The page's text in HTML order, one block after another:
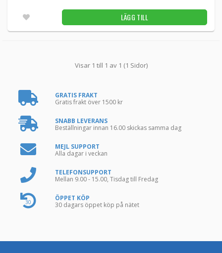
LÄGG TILL
Visar 1 till 1 av 1 (1 Sidor)
GRATIS FRAKT
Gratis frakt över 1500 kr
SNABB LEVERANS
Beställningar innan 16.00 skickas samma dag
MEJL SUPPORT
Alla dagar i veckan
TELEFONSUPPORT
Mellan 9.00 - 15.00, Tisdag till Fredag
30
ÖPPET KÖP
30 dagars öppet köp på nätet